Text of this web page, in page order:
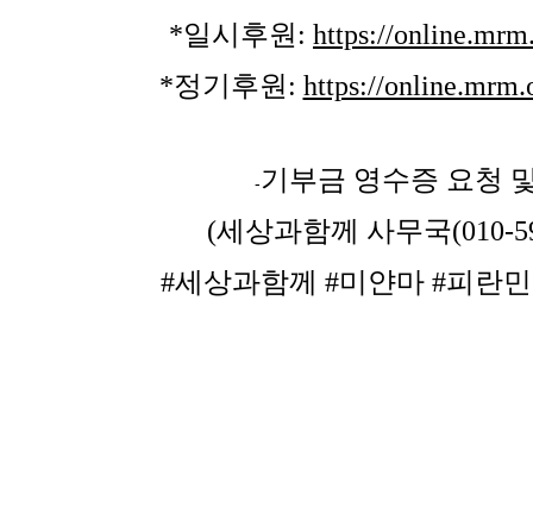
*일시후원: https://
*정기후원: https://
-기부금 영수증 요청
(세상과함께 사무국(010-
#세상과함께 #미얀마 #피란